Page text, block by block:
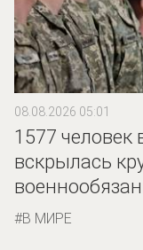
08.08.2026 05:01
1577 человек
вскрылась
В МИРЕ